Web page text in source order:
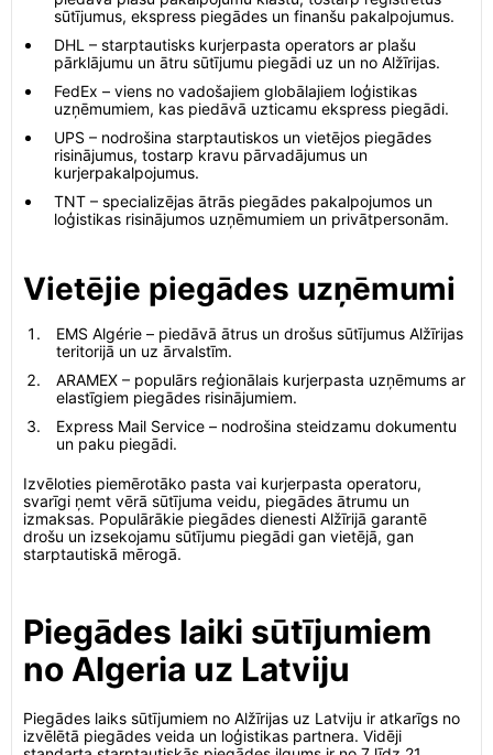
sūtījumus, ekspress piegādes un finanšu pakalpojumus.
DHL – starptautisks kurjerpasta operators ar plašu
pārklājumu un ātru sūtījumu piegādi uz un no Alžīrijas.
FedEx – viens no vadošajiem globālajiem loģistikas
uzņēmumiem, kas piedāvā uzticamu ekspress piegādi.
UPS – nodrošina starptautiskos un vietējos piegādes
risinājumus, tostarp kravu pārvadājumus un
kurjerpakalpojumus.
TNT – specializējas ātrās piegādes pakalpojumos un
loģistikas risinājumos uzņēmumiem un privātpersonām.
Vietējie piegādes uzņēmumi
EMS Algérie – piedāvā ātrus un drošus sūtījumus Alžīrijas
teritorijā un uz ārvalstīm.
ARAMEX – populārs reģionālais kurjerpasta uzņēmums ar
elastīgiem piegādes risinājumiem.
Express Mail Service – nodrošina steidzamu dokumentu
un paku piegādi.
Izvēloties piemērotāko pasta vai kurjerpasta operatoru,
svarīgi ņemt vērā sūtījuma veidu, piegādes ātrumu un
izmaksas. Populārākie piegādes dienesti Alžīrijā garantē
drošu un izsekojamu sūtījumu piegādi gan vietējā, gan
starptautiskā mērogā.
Piegādes laiki sūtījumiem
no Algeria uz Latviju
Piegādes laiks sūtījumiem no Alžīrijas uz Latviju ir atkarīgs no
izvēlētā piegādes veida un loģistikas partnera. Vidēji